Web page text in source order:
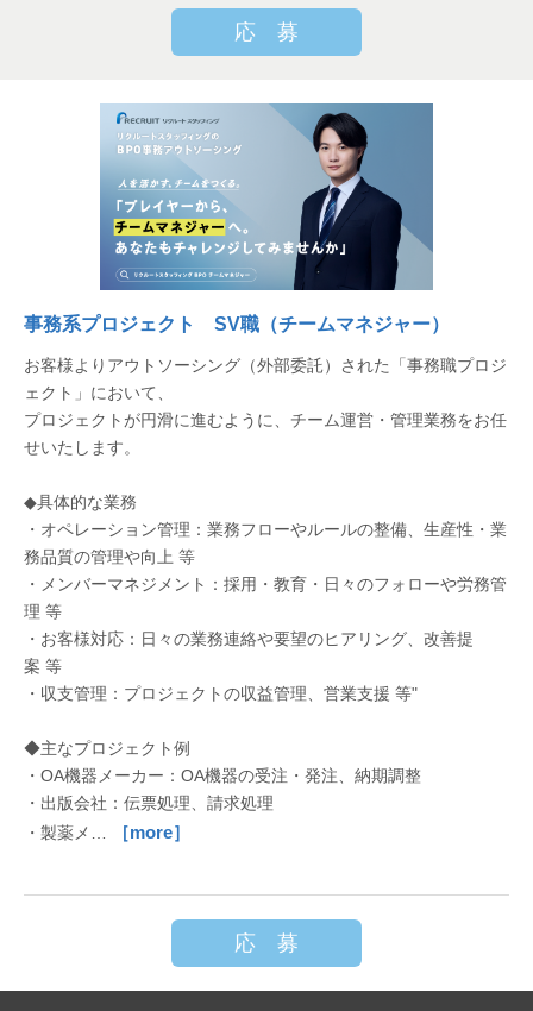
応 募
事務系プロジェクト SV職（チームマネジャー）
お客様よりアウトソーシング（外部委託）された「事務職プロジ
ェクト」において、
プロジェクトが円滑に進むように、チーム運営・管理業務をお任
せいたします。
◆具体的な業務
・オペレーション管理：業務フローやルールの整備、生産性・業
務品質の管理や向上 等
・メンバーマネジメント：採用・教育・日々のフォローや労務管
理 等
・お客様対応：日々の業務連絡や要望のヒアリング、改善提
案 等
・収支管理：プロジェクトの収益管理、営業支援 等"
◆主なプロジェクト例
・OA機器メーカー：OA機器の受注・発注、納期調整
・出版会社：伝票処理、請求処理
・製薬メ…
［more］
応 募